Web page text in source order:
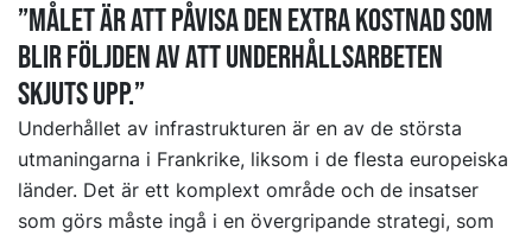
”Målet är att påvisa den extra kostnad som
blir följden av att underhållsarbeten
skjuts upp.”
Underhållet av infrastrukturen är en av de största
utmaningarna i Frankrike, liksom i de flesta europeiska
länder. Det är ett komplext område och de insatser
som görs måste ingå i en övergripande strategi, som